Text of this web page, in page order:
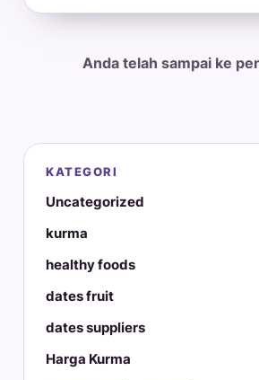
Anda telah sampai ke
KATEGORI
Uncategorized
kurma
healthy foods
dates fruit
dates suppliers
Harga Kurma